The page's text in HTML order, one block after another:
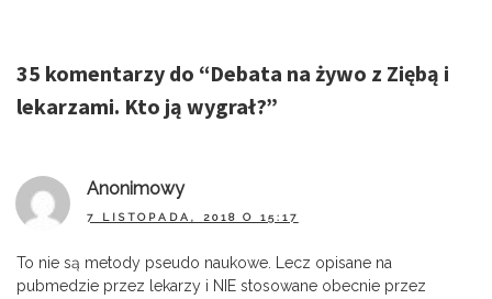
35 komentarzy do “Debata na żywo z Ziębą i
lekarzami. Kto ją wygrał?”
Anonimowy
7 LISTOPADA, 2018 O 15:17
To nie są metody pseudo naukowe. Lecz opisane na
pubmedzie przez lekarzy i NIE stosowane obecnie przez